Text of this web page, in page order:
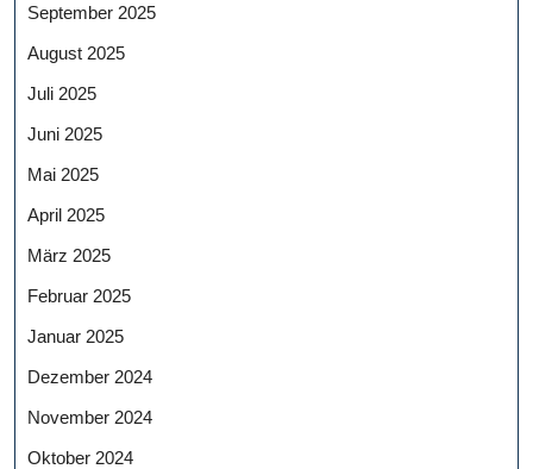
September 2025
August 2025
Juli 2025
Juni 2025
Mai 2025
April 2025
März 2025
Februar 2025
Januar 2025
Dezember 2024
November 2024
Oktober 2024